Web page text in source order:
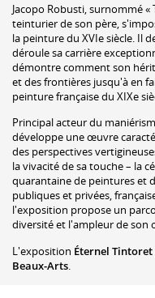
Jacopo Robusti, surnommé
teinturier de son père,
la peinture du XVIe siècle. Il
déroule sa carrière
démontre comment son
et des frontières jusqu'à en
peinture française du XIXe
Principal acteur du
développe une œuvre
des perspectives
la vivacité de sa touche – la
quarantaine de peintures et
publiques et privées,
l'exposition propose un
diversité et l'ampleur de son
L'exposition Éternel Tintoret
Beaux-Arts.